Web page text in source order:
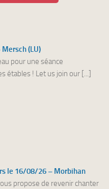
(LU)
pour une séance
étables ! Let us join our [...]
le 16/08/26 – Morbihan
propose de revenir chanter